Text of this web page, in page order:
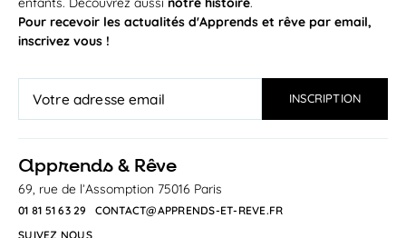
Pour recevoir les actualités d'Apprends et rêve par email,
inscrivez vous !
apprends & Rêve
69, rue de l’Assomption 75016 Paris
01 81 51 63 29
CONTACT@APPRENDS-ET-REVE.FR
SUIVEZ NOUS